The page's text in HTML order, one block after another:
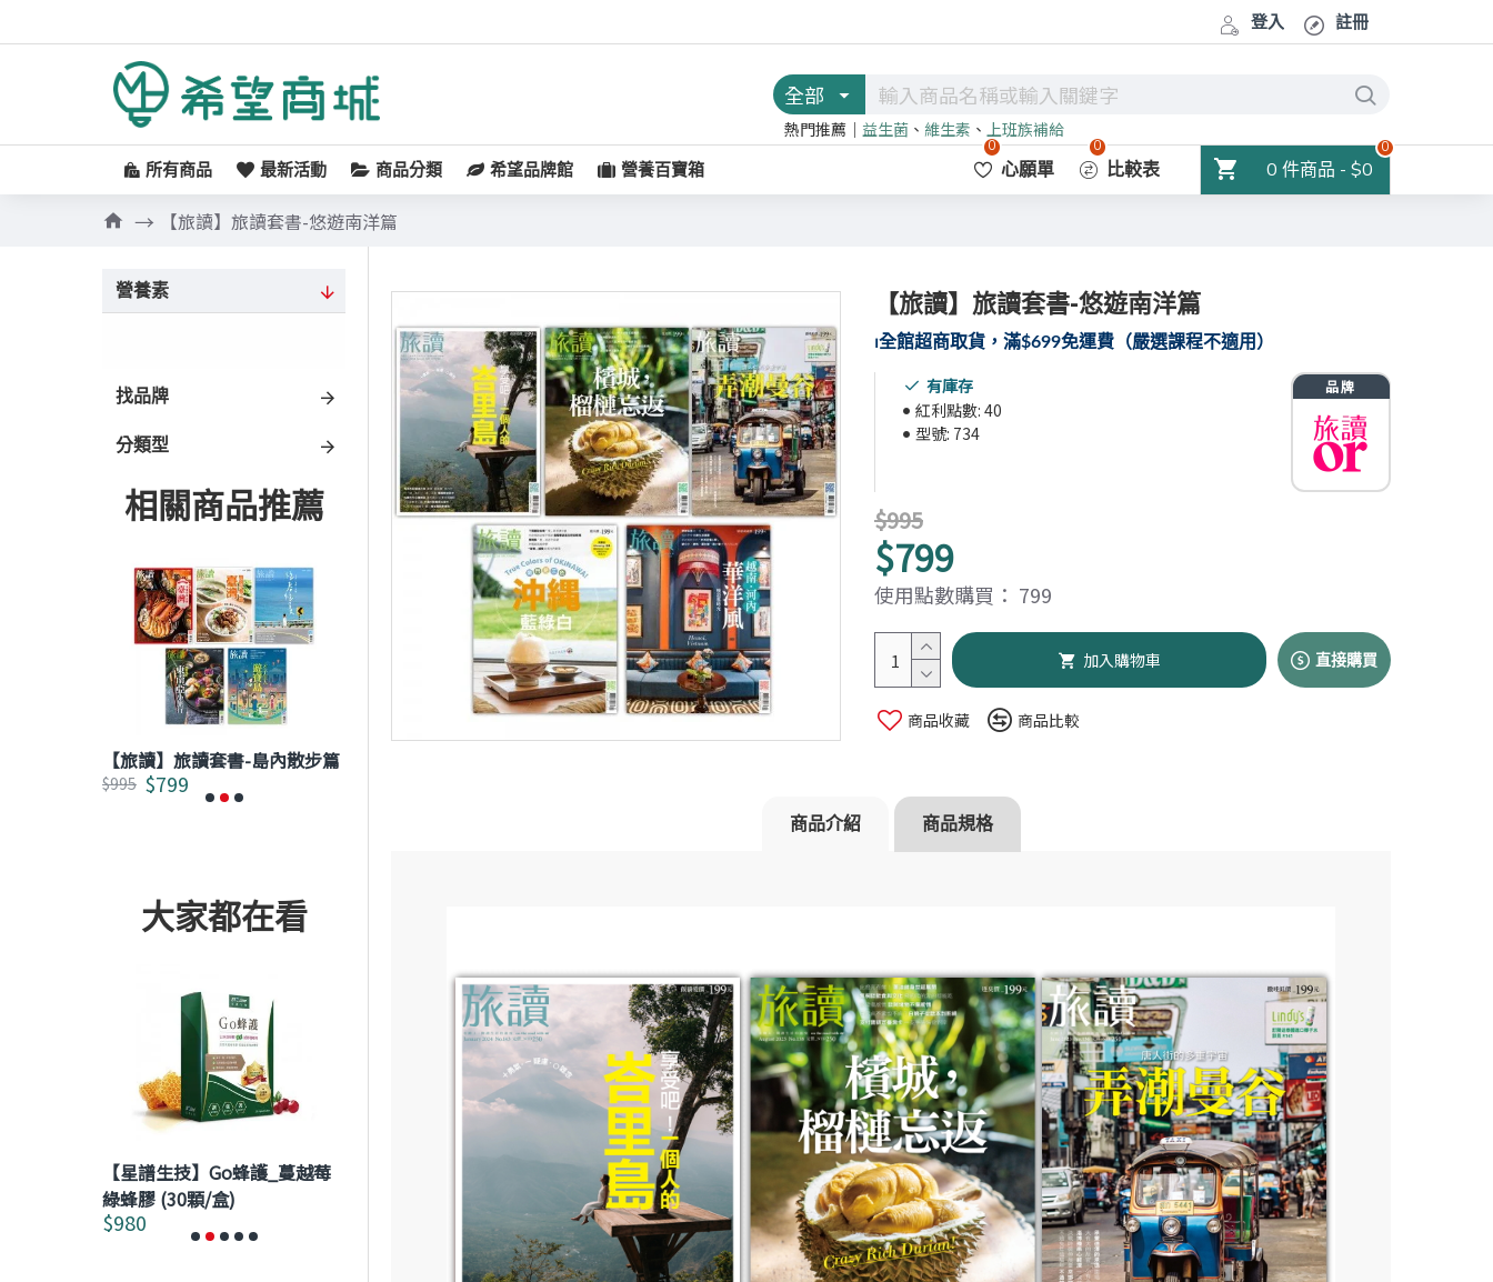
登入 註冊
全部
熱門推薦｜益生菌 、 維生素 、上班族補給
所有商品 最新活動 商品分類 希望品牌館 營養百寶箱 心願單
0
比較表
0
0 件商品 - $0
0
【旅讀】旅讀套書-悠遊南洋篇
營養素
找品牌
分類型
相關商品推薦
【旅讀】旅讀套書-島內散步篇
$799
$995
大家都在看
【星譜生技】Go蜂護_蔓越莓
綠蜂膠 (30顆/盒)
$980
【澤生生技】★健字號★酐衛
Hepatokeeper複方草本精華
【Heho健康】上班族健康生活
大調查專刊
$168
【星譜生技】Go速纖_穩控加
速代謝錠30顆/盒
$980
【旅讀】旅讀套書-悠遊南洋篇
⏐全館超商取貨，滿$699免運費（嚴選課程不適用）
有庫存
紅利點數: 40
型號: 734
$799
$995
使用點數購買： 799
加入購物車 直接購買
商品收藏 商品比較
商品介紹 商品規格